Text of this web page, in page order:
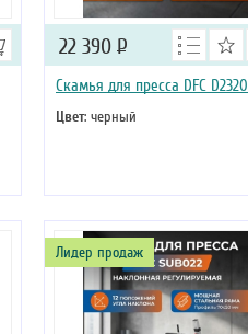
Скамья для пресса DFC D2320
Цвет: черный
22 390 Р
Лидер продаж